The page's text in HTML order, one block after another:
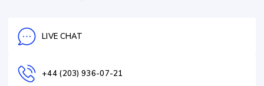
LIVE CHAT
+44 (203) 936-07-21